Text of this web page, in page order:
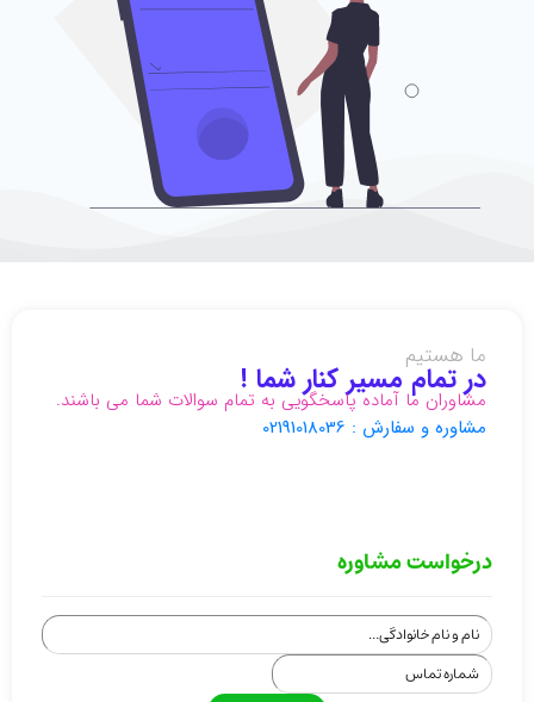
ما هستیم
در تمام مسیر کنار شما !
مشاوران ما آماده پاسخگویی به تمام سوالات شما می باشند.
مشاوره و سفارش : 02191018036
درخواست مشاوره